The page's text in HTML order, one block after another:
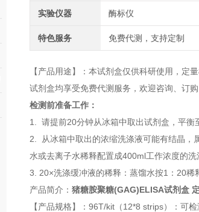
实验仪器 酶标仪
特色服务 免费代测，支持定制
【产品用途】：本试剂盒仅供科研使用，定
试剂盒均享受免费代测服务，欢迎咨询、订购
检测前准备工作：
1. 请提前20分钟从冰箱中取出试剂盒，平衡
2. 从冰箱中取出的浓缩洗涤液可能有结晶，
水或去离子水稀释配置成400ml工作浓度的
3. 20×洗涤缓冲液的稀释：蒸馏水按1：20
产品简介： 猪糖胺聚糖(GAG)ELISA试剂盒
【产品规格】：96T/kit（12*8 strips）：可